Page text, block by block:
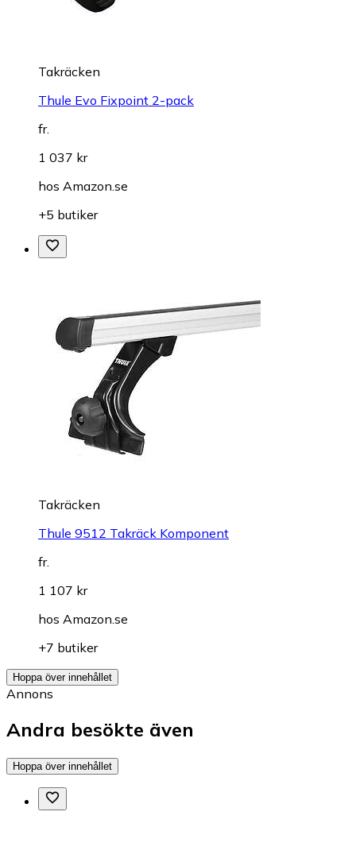
Takräcken
Thule Evo Fixpoint 2-pack
fr.
1 037 kr
hos Amazon.se
+5 butiker
Takräcken
Thule 9512 Takräck Komponent
fr.
1 107 kr
hos Amazon.se
+7 butiker
Hoppa över innehållet
Annons
Andra besökte även
Hoppa över innehållet